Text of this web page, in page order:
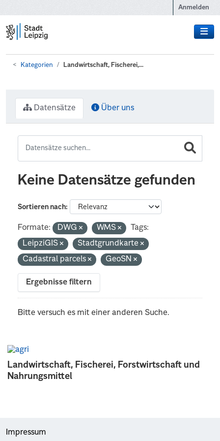
Anmelden
Kategorien Landwirtschaft, Fischerei,...
Landwirtschaft, Fischerei, Forstwirtschaft und
Nahrungsmittel
Datensätze Über uns
Keine Datensätze gefunden
Sortieren nach
Formate: DWG WMS
Tags:
LeipziGIS
Stadtgrundkarte
Cadastral parcels
GeoSN
Ergebnisse filtern
Bitte versuch es mit einer anderen Suche.
Impressum